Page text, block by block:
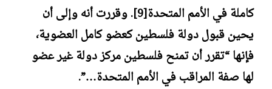
كاملة في الأمم المتحدة[9]. وقررت أنه وإلى أن
يحين قبول دولة فلسطين كعضو كامل العضوية،
فإنها “تقرر أن تمنح فلسطين مركز دولة غير عضو
لها صفة المراقب في الأمم المتحدة…”.